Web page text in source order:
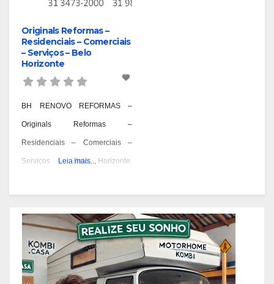
Originals Reformas –
Residenciais – Comerciais
– Serviços – Belo
Horizonte
BH RENOVO REFORMAS –
Originals Reformas –
Residenciais – Comerciais –
Serviços – Belo Horizonte.
Aarão Reis – BH, Reformas
Prediais – Bairro Aeroporto – BH,
Reformas Prediais – Bairro Alpes
– BH, Reformas Prediais – Bairro
Alto Barroca – BH, Reformas
Leia mais...